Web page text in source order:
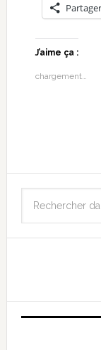
Partager
J’aime ça :
chargement…